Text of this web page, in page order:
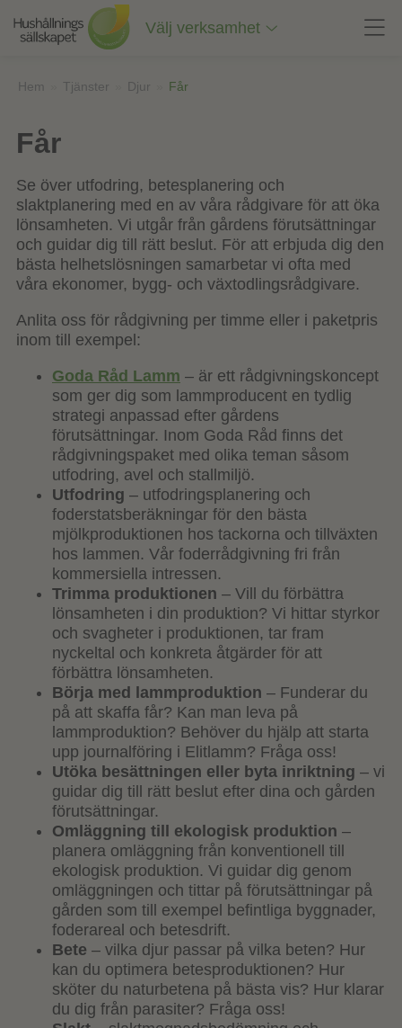
innehåll
Välj verksamhet
Hem Tjänster Djur Får
Får
Se över utfodring, betesplanering och
slaktplanering med en av våra rådgivare för att öka
lönsamheten. Vi utgår från gårdens förutsättningar
och guidar dig till rätt beslut. För att erbjuda dig den
bästa helhetslösningen samarbetar vi ofta med
våra ekonomer, bygg- och växtodlingsrådgivare.
Anlita oss för rådgivning per timme eller i paketpris
inom till exempel:
Goda Råd Lamm – är ett rådgivningskoncept
som ger dig som lammproducent en tydlig
strategi anpassad efter gårdens
förutsättningar. Inom Goda Råd finns det
rådgivningspaket med olika teman såsom
utfodring, avel och stallmiljö.
Utfodring – utfodringsplanering och
foderstatsberäkningar för den bästa
mjölkproduktionen hos tackorna och tillväxten
hos lammen. Vår foderrådgivning fri från
kommersiella intressen.
Trimma produktionen – Vill du förbättra
lönsamheten i din produktion? Vi hittar styrkor
och svagheter i produktionen, tar fram
nyckeltal och konkreta åtgärder för att
förbättra lönsamheten.
Börja med lammproduktion – Funderar du
på att skaffa får? Kan man leva på
lammproduktion? Behöver du hjälp att starta
upp journalföring i Elitlamm? Fråga oss!
Utöka besättningen eller byta inriktning – vi
guidar dig till rätt beslut efter dina och gården
förutsättningar.
Omläggning till ekologisk produktion –
planera omläggning från konventionell till
ekologisk produktion. Vi guidar dig genom
omläggningen och tittar på förutsättningar på
gården som till exempel befintliga byggnader,
foderareal och betesdrift.
Bete – vilka djur passar på vilka beten? Hur
kan du optimera betesproduktionen? Hur
sköter du naturbetena på bästa vis? Hur klarar
du dig från parasiter? Fråga oss!